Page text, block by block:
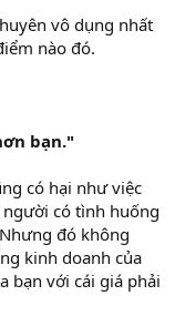
vô dụng nhất
nào đó.
bạn."
có hại như việc
có tình huống
đó không
kinh doanh của
bạn với cái giá phải